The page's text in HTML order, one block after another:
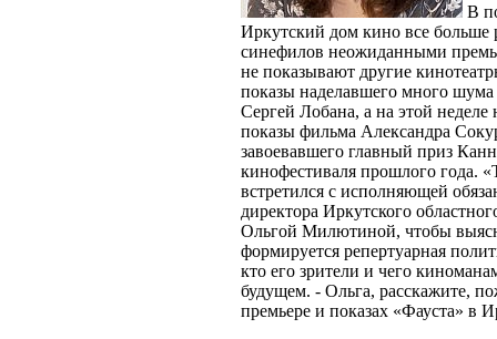
В
Иркутский дом кино все больше
синефилов неожиданными
не показывают другие
показы наделавшего много
Сергей Лобана, а на этой неделе
показы фильма Александра
завоевавшего главный приз
кинофестиваля прошлого года.
встретился с исполняющей
директора Иркутского
Ольгой Милютиной, чтобы
формируется репертуарная
кто его зрители и чего
будущем. - Ольга, расскажите,
премьере и показах «Фауста» в